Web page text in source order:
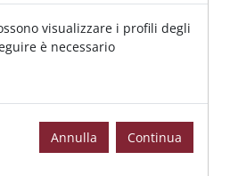
visualizzare i profili degli
è necessario
Annulla Continua